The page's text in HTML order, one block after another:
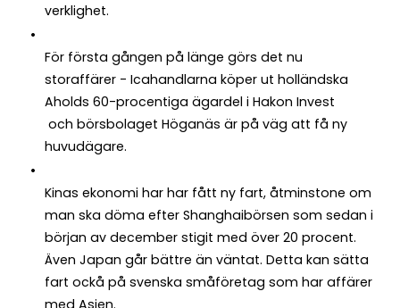
verklighet.
För första gången på länge görs det nu
storaffärer - Icahandlarna köper ut holländska
Aholds 60-procentiga ägardel i Hakon Invest
och börsbolaget Höganäs är på väg att få ny
huvudägare.
Kinas ekonomi har har fått ny fart, åtminstone om
man ska döma efter Shanghaibörsen som sedan i
början av december stigit med över 20 procent.
Även Japan går bättre än väntat. Detta kan sätta
fart ockå på svenska småföretag som har affärer
med Asien.